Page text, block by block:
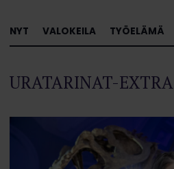
NYT VALOKEILA TYÖELÄMÄ
URATARINAT-EXTRA